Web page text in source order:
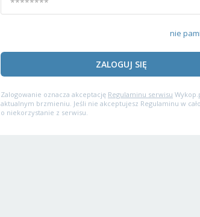
nie
ZALOGUJ SIĘ
Zalogowanie oznacza akceptację Regulaminu serwisu
aktualnym brzmieniu. Jeśli nie akceptujesz Regulaminu w
o niekorzystanie z serwisu.